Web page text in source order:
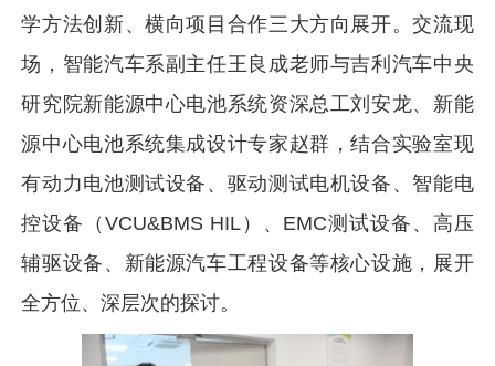
学方法创新、横向项目合作三大方向展开。交流现
场，智能汽车系副主任王良成老师与吉利汽车中央
研究院新能源中心电池系统资深总工刘安龙、新能
源中心电池系统集成设计专家赵群，结合实验室现
有动力电池测试设备、驱动测试电机设备、智能电
控设备（VCU&BMS HIL）、EMC测试设备、高压
辅驱设备、新能源汽车工程设备等核心设施，展开
全方位、深层次的探讨。